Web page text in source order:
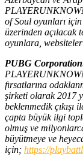
of Soul oyunları
üzerinden açılacak
oyunlara,
PUBG
fırsatlarına
şirketi olarak 2017
beklenmedik çıkışı
çapta büyük ilgi
olmuş ve
büyütmeye ve
için; https://